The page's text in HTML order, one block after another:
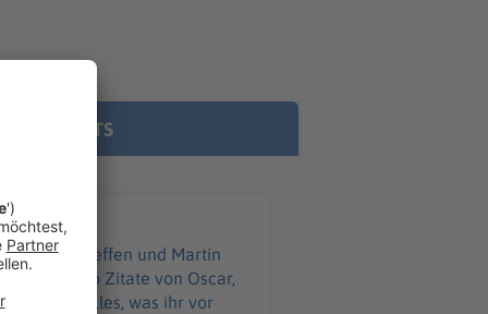
PODCASTS
schauen Steffen und Martin
Egal ob Zitate von Oscar,
Folge alles, was ihr vor